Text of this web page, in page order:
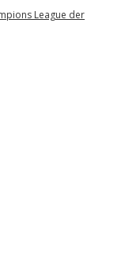
League der